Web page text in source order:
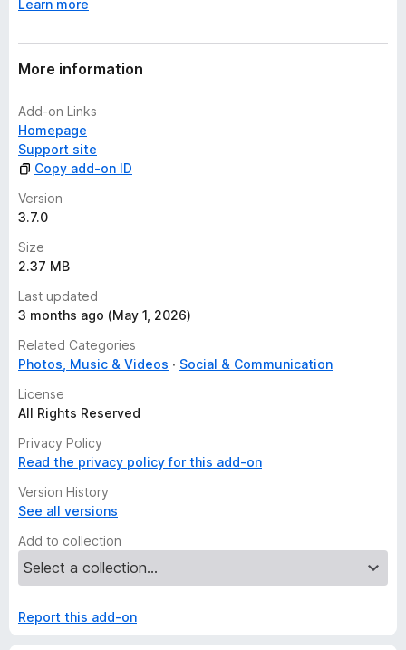
を有効化してください。
■■■ Web VideoMark について ■■■
配信サービスを実際に利用した際の品質データを分析・公開し、
ネットワーク資源の有効活用と品質向上に役立てる研究調査プロ
ジェクトです。
この拡張機能を通じて集められた視聴データは、学術研究と共
に、キャリアやプロバイダーなどの通信事業社や動画配信サービ
ス事業社のサービス品質改善に役立てられます。ご利用のサービ
協力ください。
■■■ プライバシーについて ■■■
情報、動画のシークなどイベント情報、利用ブラウザ
(UserAgent) など、サービス品質の評価・分析に必要な視聴情報
を記録します。これらの情報を個人を識別できる情報と紐付け可
能な形で記録することはありません。統計処理によって匿名デー
行っています。
Web VideoMark の仕組みや体感品質値、あるいはプライバシー
保護の取り組みについて詳しくはプロジェクトサイトをご覧くだ
さい:
https://vm.webdino.org/
http://vm.webdino.org/androidnightly
Learn more
More information
Add-on Links
Homepage
Support site
Copy add-on ID
Version
3.7.0
Size
2.37 MB
Last updated
3 months ago (May 1, 2026)
Related Categories
Photos, Music & Videos
Social & Communication
License
All Rights Reserved
Privacy Policy
Read the privacy policy for this add-on
Version History
See all versions
Add to collection
Report this add-on